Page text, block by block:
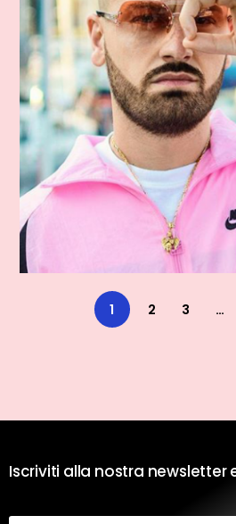
1 2 3 …
Iscriviti alla nostra newsletter